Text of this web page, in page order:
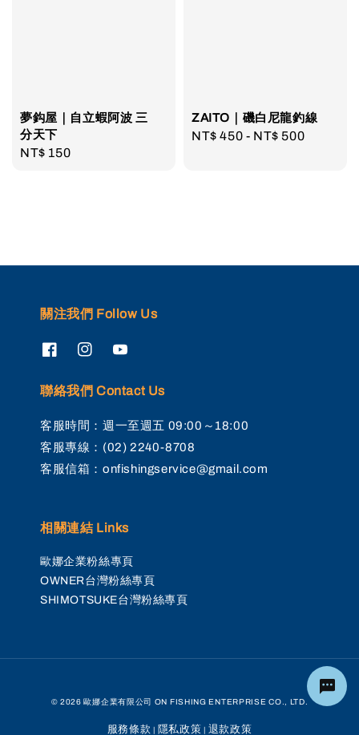
夢鈎屋｜自立蝦阿波 三
分天下
Regular
NT$ 150
ZAITO｜磯白尼龍釣線
Regular
NT$ 450 - NT$ 500
關注我們 Follow Us
聯絡我們 Contact Us
客服時間：週一至週五 09:00～18:00
客服專線：(02) 2240-8708
客服信箱：onfishingservice@gmail.com
相關連結 Links
歐娜企業粉絲專頁
OWNER台灣粉絲專頁
SHIMOTSUKE台灣粉絲專頁
© 2026 歐娜企業有限公司 ON FISHING ENTERPRISE CO., LTD.
服務條款 | 隱私政策 | 退款政策